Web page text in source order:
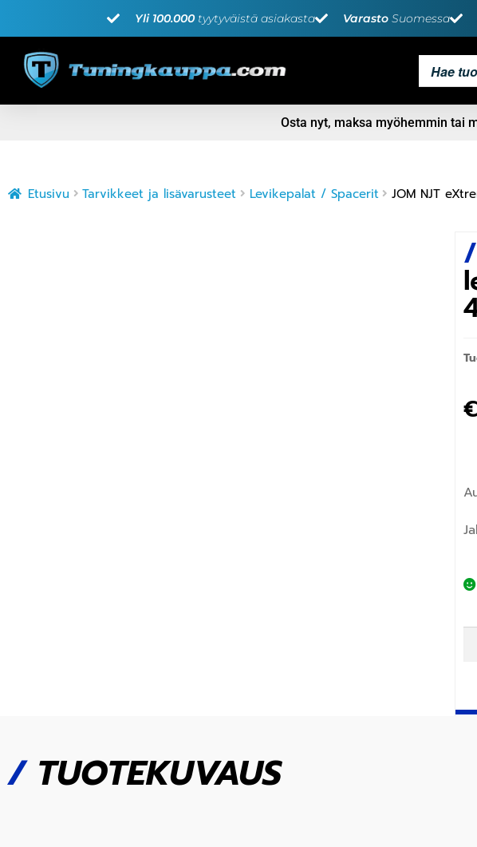
Yli 100.000 tyytyväistä asiakasta Varasto Suomessa
Osta nyt, maksa myöhemmin tai
Etusivu Tarvikkeet ja lisävarusteet Levikepalat / Spacerit JOM NJT
/
€
/TUOTEKUVAUS